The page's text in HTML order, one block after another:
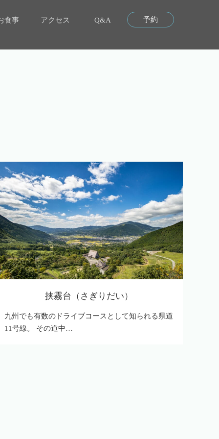
食事 アクセス Q&A 予約
挟霧台（さぎりだい）
九州でも有数のドライブコースとして知られる県道
11号線。 その道中…